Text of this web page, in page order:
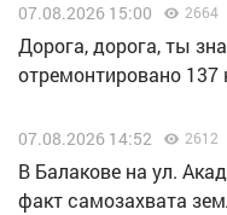
07.08.2026 15:00 2664
Дорога, дорога, ты
отремонтировано 137
07.08.2026 14:52 2612
В Балакове на ул.
факт самозахвата